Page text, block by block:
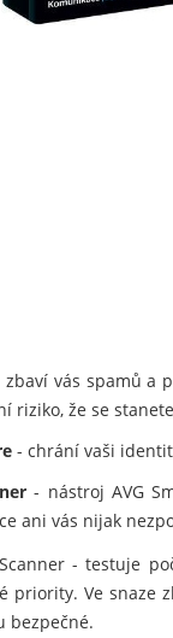
zbaví vás spamů a
riziko, že se
- chrání vaši
- nástroj AVG
ani vás nijak
- testuje
priority. Ve snaze
bezpečné.